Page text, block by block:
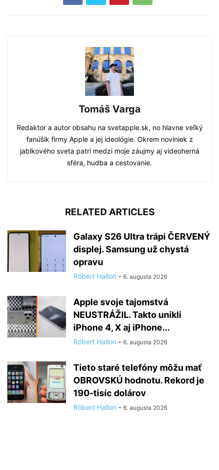
Tomáš Varga
Redaktor a autor obsahu na svetapple.sk, no hlavne veľký
fanúšik firmy Apple a jej ideológie. Okrem noviniek z
jablkového sveta patrí medzi moje záujmy aj videoherná
sféra, hudba a cestovanie.
RELATED ARTICLES
Galaxy S26 Ultra trápi ČERVENÝ
displej. Samsung už chystá
opravu
Róbert Hallon - 6. augusta 2026
Apple svoje tajomstvá
NEUSTRÁŽIL. Takto unikli
iPhone 4, X aj iPhone...
Róbert Hallon - 6. augusta 2026
Tieto staré telefóny môžu mať
OBROVSKÚ hodnotu. Rekord je
190-tisíc dolárov
Róbert Hallon - 6. augusta 2026